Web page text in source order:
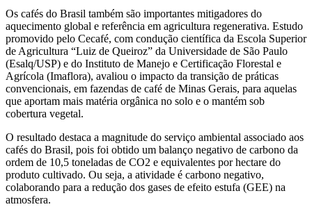
Os cafés do Brasil também são importantes mitigadores do
aquecimento global e referência em agricultura regenerativa. Estudo
promovido pelo Cecafé, com condução científica da Escola Superior
de Agricultura “Luiz de Queiroz” da Universidade de São Paulo
(Esalq/USP) e do Instituto de Manejo e Certificação Florestal e
Agrícola (Imaflora), avaliou o impacto da transição de práticas
convencionais, em fazendas de café de Minas Gerais, para aquelas
que aportam mais matéria orgânica no solo e o mantém sob
cobertura vegetal.
O resultado destaca a magnitude do serviço ambiental associado aos
cafés do Brasil, pois foi obtido um balanço negativo de carbono da
ordem de 10,5 toneladas de CO2 e equivalentes por hectare do
produto cultivado. Ou seja, a atividade é carbono negativo,
colaborando para a redução dos gases de efeito estufa (GEE) na
atmosfera.